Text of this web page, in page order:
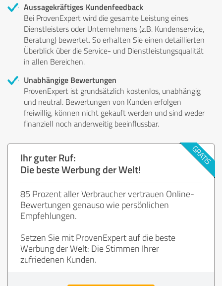
Aussagekräftiges Kundenfeedback
Bei ProvenExpert wird die gesamte Leistung eines
Dienstleisters oder Unternehmens (z.B. Kundenservice,
Beratung) bewertet. So erhalten Sie einen detaillierten
Überblick über die Service- und Dienstleistungsqualität
in allen Bereichen.
Unabhängige Bewertungen
ProvenExpert ist grundsätzlich kostenlos, unabhängig
und neutral. Bewertungen von Kunden erfolgen
freiwillig, können nicht gekauft werden und sind weder
finanziell noch anderweitig beeinflussbar.
Ihr guter Ruf:
Die beste Werbung der Welt!
85 Prozent aller Verbraucher vertrauen Online-
Bewertungen genauso wie persönlichen
Empfehlungen.
Setzen Sie mit ProvenExpert auf die beste
Werbung der Welt: Die Stimmen Ihrer
zufriedenen Kunden.